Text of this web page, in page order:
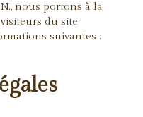
nous portons à la
du site
suivantes :